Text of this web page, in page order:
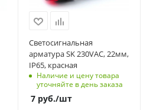
Степень защиты
IP65
заказ
10 недель
Напряжение, V
230
Светосигнальная
арматура SK 230VAC, 22мм,
IP65, красная
Наличие и цену товара
уточняйте в день заказа
7руб./шт